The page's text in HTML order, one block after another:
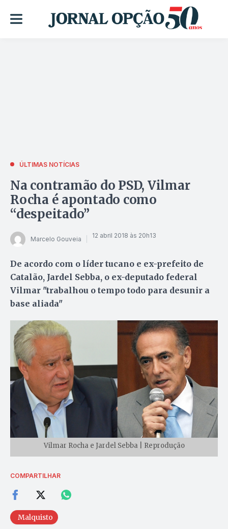
ÚLTIMAS NOTÍCIAS
Na contramão do PSD, Vilmar
Rocha é apontado como
“despeitado”
Marcelo Gouveia 12 abril 2018 às 20h13
De acordo com o líder tucano e ex-prefeito de
Catalão, Jardel Sebba, o ex-deputado federal
Vilmar "trabalhou o tempo todo para desunir a
base aliada"
Vilmar Rocha e Jardel Sebba | Reprodução
COMPARTILHAR
Malquisto